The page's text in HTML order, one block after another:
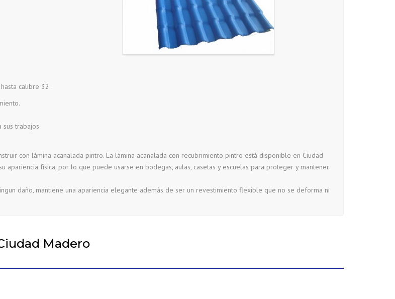
calibre 32.
trabajos.
con lámina acanalada pintro. La lámina acanalada con recubrimiento pintro está disponible en Ciudad
apariencia física, por lo que puede usarse en bodegas, aulas, casetas y escuelas para proteger y mantener
daño, mantiene una apariencia elegante además de ser un revestimiento flexible que no se deforma ni
Madero